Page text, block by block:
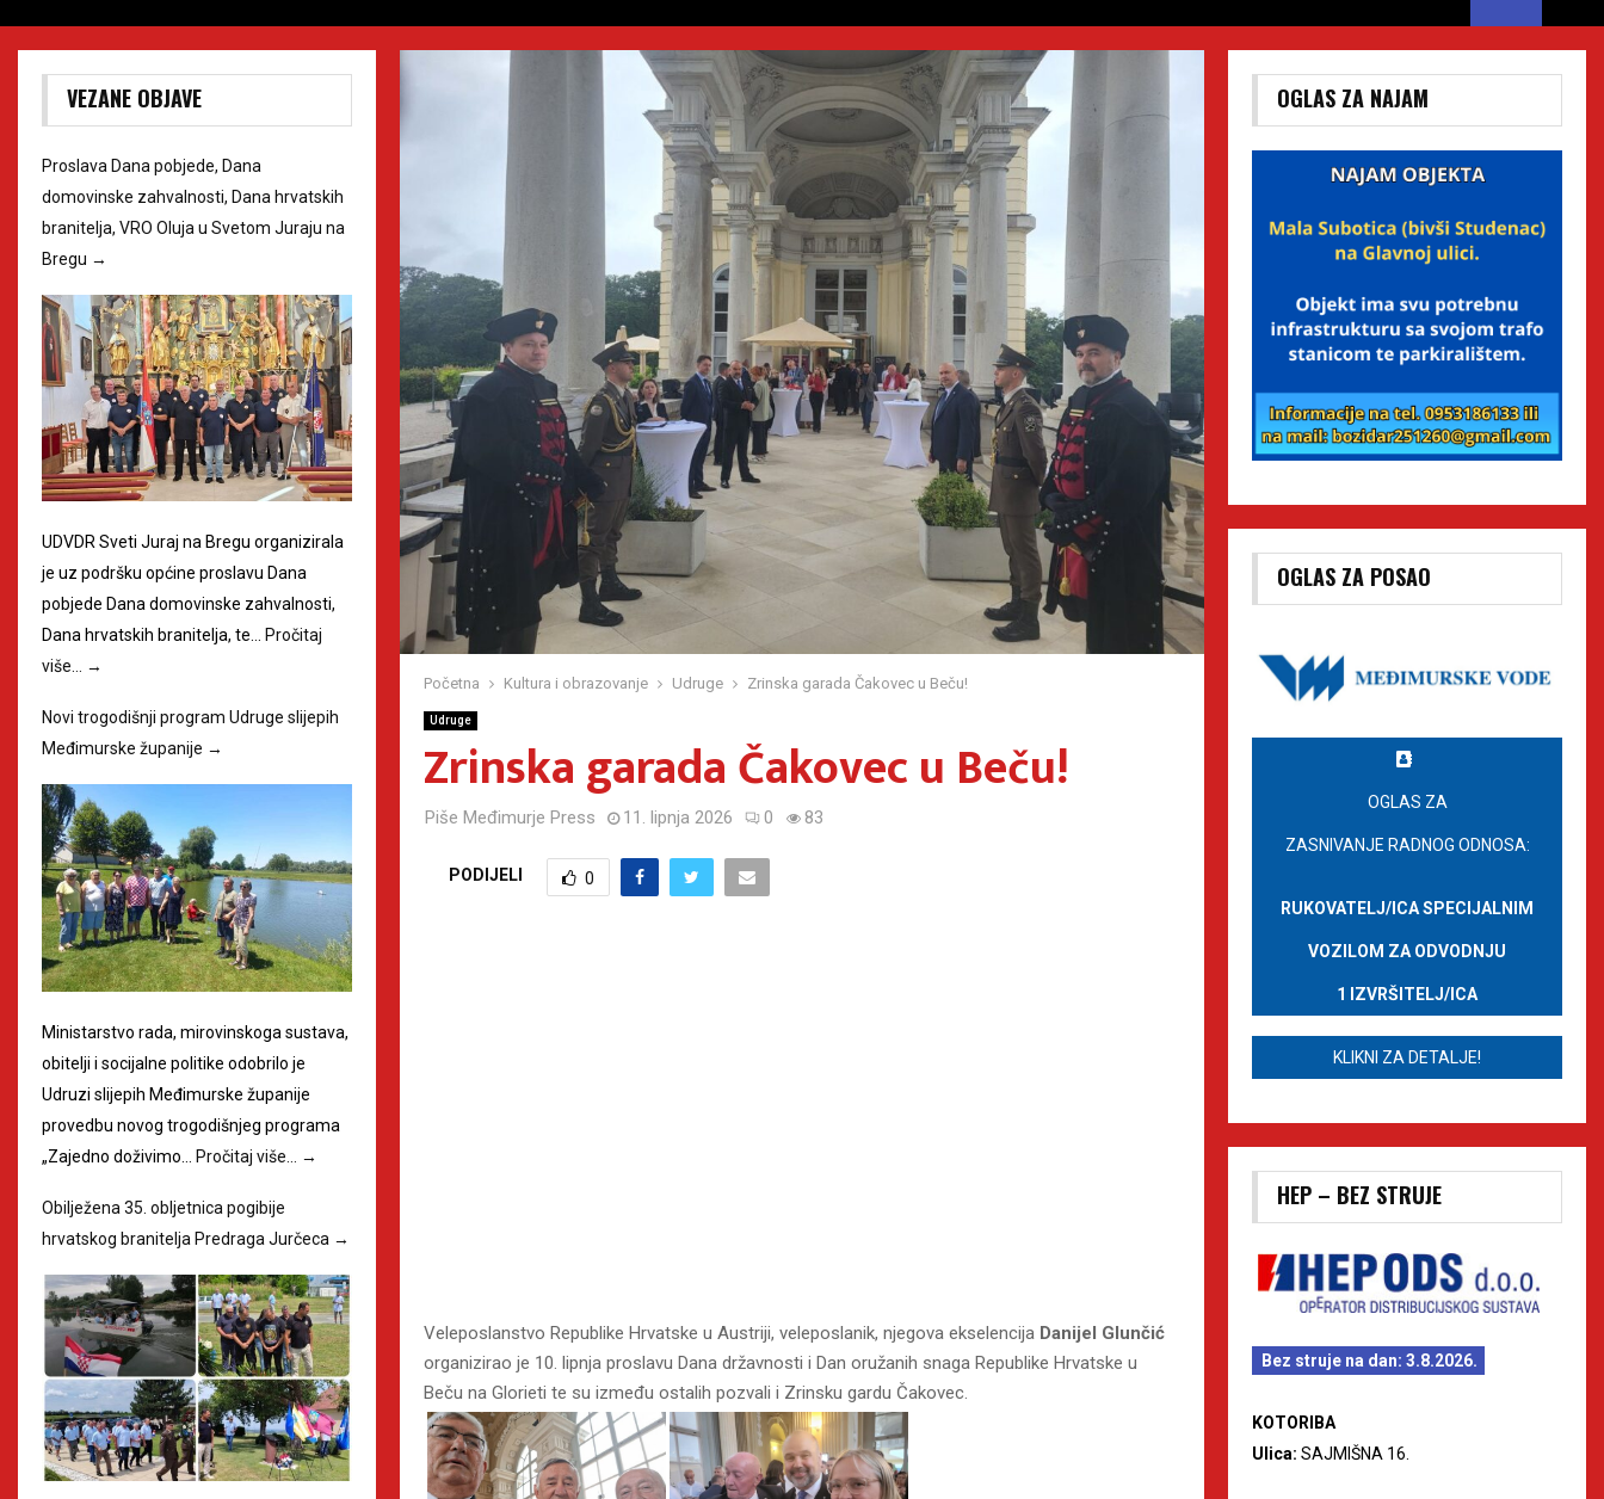
Početna Kultura i obrazovanje Udruge Zrinska garada Čakovec u Beču!
Udruge
Zrinska garada Čakovec u Beču!
Piše Međimurje Press 11. lipnja 2026 0 83
PODIJELI 0
Veleposlanstvo Republike Hrvatske u Austriji, veleposlanik, njegova ekselencija Danijel Glunčić
organizirao je 10. lipnja proslavu Dana državnosti i Dan oružanih snaga Republike Hrvatske u
Beču na Glorieti te su između ostalih pozvali i Zrinsku gardu Čakovec.
VEZANE OBJAVE
Proslava Dana pobjede, Dana
domovinske zahvalnosti, Dana hrvatskih
branitelja, VRO Oluja u Svetom Juraju na
Bregu →
UDVDR Sveti Juraj na Bregu organizirala
je uz podršku općine proslavu Dana
pobjede Dana domovinske zahvalnosti,
Dana hrvatskih branitelja, te… Pročitaj
više… →
Novi trogodišnji program Udruge slijepih
Međimurske županije →
Ministarstvo rada, mirovinskoga sustava,
obitelji i socijalne politike odobrilo je
Udruzi slijepih Međimurske županije
provedbu novog trogodišnjeg programa
„Zajedno doživimo…
Pročitaj više… →
Obilježena 35. obljetnica pogibije
hrvatskog branitelja Predraga Jurčeca →
OGLAS ZA NAJAM
OGLAS ZA POSAO
OGLAS ZA
ZASNIVANJE RADNOG ODNOSA:
RUKOVATELJ/ICA SPECIJALNIM
VOZILOM ZA ODVODNJU
1 IZVRŠITELJ/ICA
KLIKNI ZA DETALJE!
HEP – BEZ STRUJE
Bez struje na dan: 3.8.2026.
KOTORIBA
Ulica: SAJMIŠNA 16.